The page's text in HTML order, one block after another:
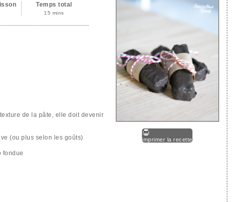
imprimer la recette
Temps total
15 mins
de la pâte, elle doit devenir
(ou plus selon les goûts)
fondue